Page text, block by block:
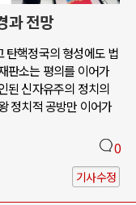
과 전망
탄핵정국의 형성에도 법
판소는 평의를 이어가
된 신자유주의 정치의
정치적 공방만 이어가
0
기사수정